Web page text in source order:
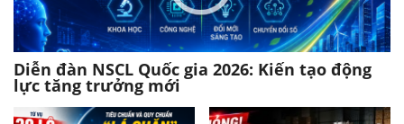
Diễn đàn NSCL Quốc gia 2026: Kiến tạo động
lực tăng trưởng mới